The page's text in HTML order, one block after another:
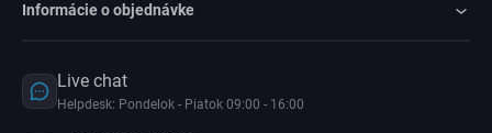
Informácie o objednávke
Live chat
Helpdesk: Pondelok - Piatok 09:00 - 16:00